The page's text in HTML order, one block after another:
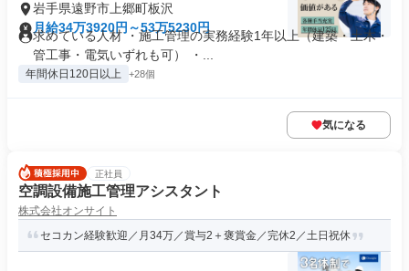
岩手県遠野市上郷町板沢
月給34万3920円～53万5230円
求めている人材 ・施工管理の実務経験1年以上（建築・土木・
管工事・電気いずれも可） ・...
年間休日120日以上 +28個
気になる
正社員
空調設備施工管理アシスタント
株式会社オンサイト
セコカン経験歓迎／月34万／賞与2＋褒賞金／完休2／土日祝休